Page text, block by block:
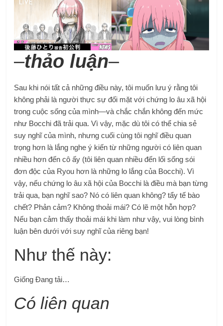
–thảo luận–
Sau khi nói tất cả những điều này, tôi muốn lưu ý rằng tôi
không phải là người thực sự đối mặt với chứng lo âu xã hội
trong cuộc sống của mình—và chắc chắn không đến mức
như Bocchi đã trải qua. Vì vậy, mặc dù tôi có thể chia sẻ
suy nghĩ của mình, nhưng cuối cùng tôi nghĩ điều quan
trọng hơn là lắng nghe ý kiến ​​từ những người có liên quan
nhiều hơn đến cô ấy (tôi liên quan nhiều đến lối sống sói
đơn độc của Ryou hơn là những lo lắng của Bocchi). Vì
vậy, nếu chứng lo âu xã hội của Bocchi là điều mà bạn từng
trải qua, bạn nghĩ sao? Nó có liên quan không? tẩy tế bào
chết? Phản cảm? Không thoải mái? Có lẽ một hỗn hợp?
Nếu bạn cảm thấy thoải mái khi làm như vậy, vui lòng bình
luận bên dưới với suy nghĩ của riêng bạn!
Như thế này:
Giống Đang tải…
Có liên quan